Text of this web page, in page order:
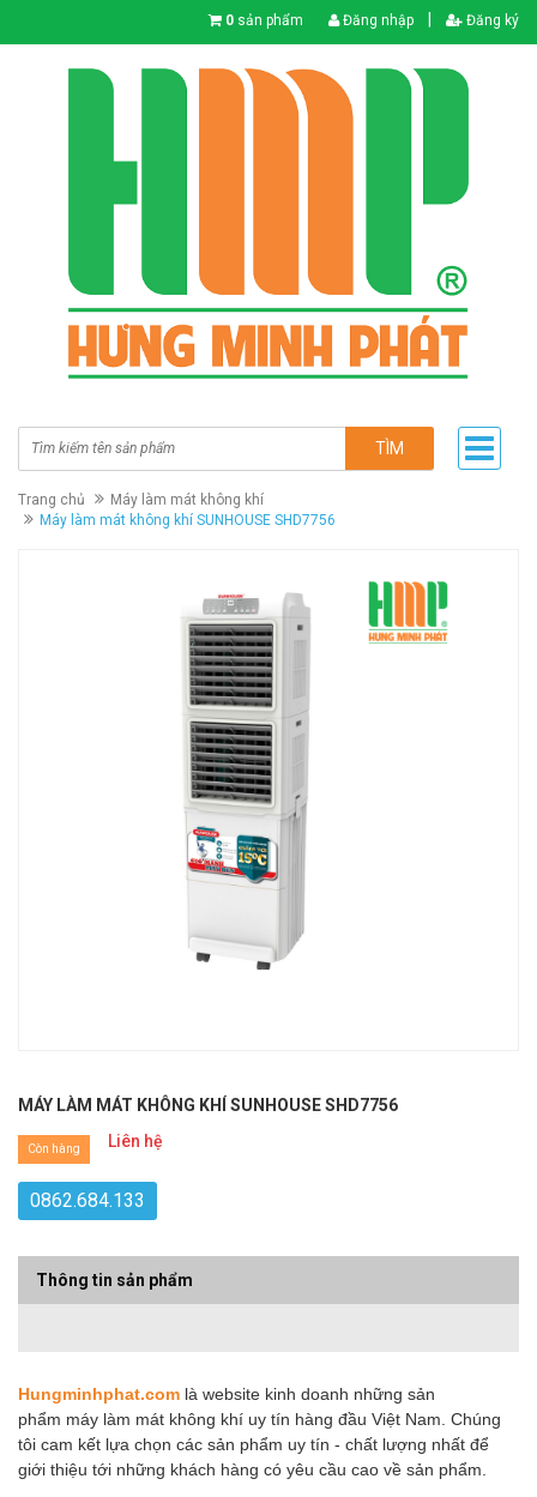
0 sản phẩm Đăng nhập Đăng ký
TÌM
Trang chủ
Máy làm mát không khí
Máy làm mát không khí SUNHOUSE SHD7756
MÁY LÀM MÁT KHÔNG KHÍ SUNHOUSE SHD7756
Liên hệ
Còn hàng
0862.684.133
Thông tin sản phẩm
Hungminhphat.com là website kinh doanh những sản
phẩm máy làm mát không khí uy tín hàng đầu Việt Nam. Chúng
tôi cam kết lựa chọn các sản phẩm uy tín - chất lượng nhất để
giới thiệu tới những khách hàng có yêu cầu cao về sản phẩm.